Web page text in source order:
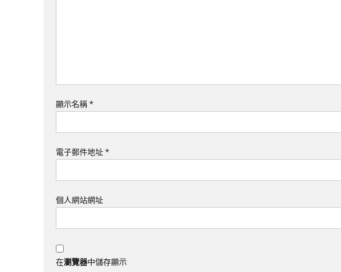
顯示名稱*
電子郵件地址*
個人網站網址
在瀏覽器中儲存顯示